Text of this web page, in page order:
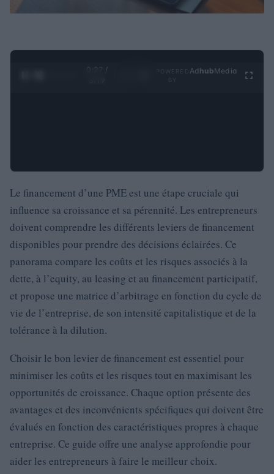
0:28 /
Ad hubMedia
Le financement d’une PME est une étape cruciale qui
influence sa croissance et sa pérennité. Les entrepreneurs
doivent comprendre les différents leviers de financement
disponibles pour prendre des décisions éclairées. Ce
panorama compare les coûts et les risques associés à la
dette, à l’equity, au leasing et au financement participatif,
et propose une matrice d’arbitrage en fonction du cycle de
vie de l’entreprise, de son intensité capitalistique et de la
tolérance à la dilution.
Choisir le bon levier de financement est essentiel pour
minimiser les coûts et les risques tout en maximisant les
opportunités de croissance. Chaque option présente des
avantages et des inconvénients spécifiques qui doivent être
évalués en fonction des caractéristiques propres à chaque
entreprise. Ce guide offre une analyse approfondie pour
aider les entrepreneurs à faire le meilleur choix.